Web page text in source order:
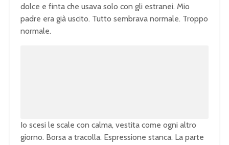
dolce e finta che usava solo con gli estranei. Mio
padre era già uscito. Tutto sembrava normale. Troppo
normale.
Io scesi le scale con calma, vestita come ogni altro
giorno. Borsa a tracolla. Espressione stanca. La parte